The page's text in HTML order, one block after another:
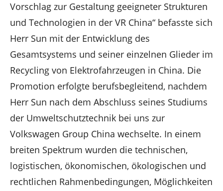
Vorschlag zur Gestaltung geeigneter Strukturen
und Technologien in der VR China“ befasste sich
Herr Sun mit der Entwicklung des
Gesamtsystems und seiner einzelnen Glieder im
Recycling von Elektrofahrzeugen in China. Die
Promotion erfolgte berufsbegleitend, nachdem
Herr Sun nach dem Abschluss seines Studiums
der Umweltschutztechnik bei uns zur
Volkswagen Group China wechselte. In einem
breiten Spektrum wurden die technischen,
logistischen, ökonomischen, ökologischen und
rechtlichen Rahmenbedingungen, Möglichkeiten